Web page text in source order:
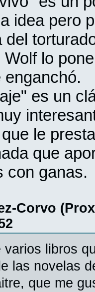
idea pero
del
lo
enganchó.
es un
que le
que
con ganas.
Corvo
varios libros
las novelas
que me